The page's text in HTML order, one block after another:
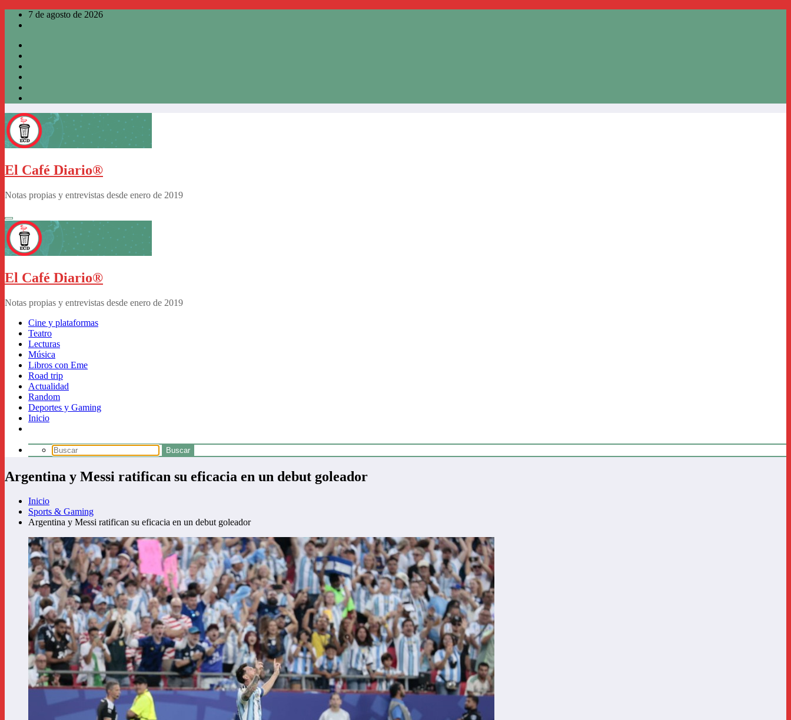
Saltar
7 de agosto de 2026
El Café Diario®
Notas propias y entrevistas desde enero de 2019
El Café Diario®
Notas propias y entrevistas desde enero de 2019
Cine y plataformas
Teatro
Lecturas
Música
Libros con Eme
Road trip
Actualidad
Random
Deportes y Gaming
Inicio
Argentina y Messi ratifican su eficacia en un debut goleador
Inicio
Sports & Gaming
Argentina y Messi ratifican su eficacia en un debut goleador